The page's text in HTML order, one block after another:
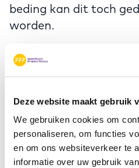
Deze website maakt gebruik
We gebruiken cookies om
personaliseren, om functies
en om ons websiteverkeer te
informatie over uw gebruik
beding kan dit toch
worden.
Rekenvoorbeeld
voorwaarden met een
verrekenbeding.
en winst uit
beding 15 jaar lang